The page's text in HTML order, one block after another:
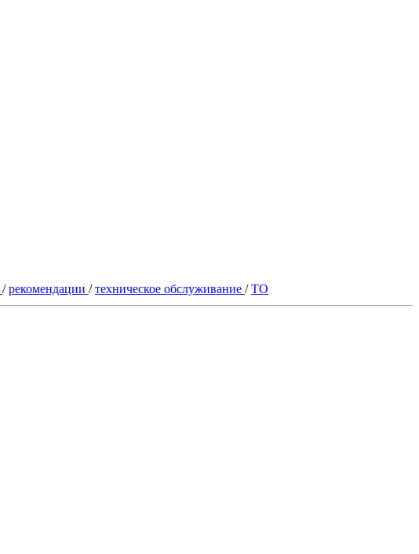
/рекомендации /техническое обслуживание /ТО